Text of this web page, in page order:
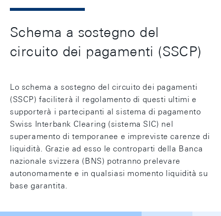
Schema a sostegno del
circuito dei pagamenti (SSCP)
Lo schema a sostegno del circuito dei pagamenti
(SSCP) faciliterà il regolamento di questi ultimi e
supporterà i partecipanti al sistema di pagamento
Swiss Interbank Clearing (sistema SIC) nel
superamento di temporanee e impreviste carenze di
liquidità. Grazie ad esso le controparti della Banca
nazionale svizzera (BNS) potranno prelevare
autonomamente e in qualsiasi momento liquidità su
base garantita.